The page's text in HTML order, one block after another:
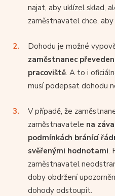
najat, aby uklízel sklad,
zaměstnavatel chce, aby
Dohodu je možné
zaměstnanec
pracoviště. A to i
musí podepsat dohodu
V případě, že
zaměstnavatele na
podmínkách bránící
svěřenými hodnotami.
zaměstnavatel
doby obdržení
dohody odstoupit.